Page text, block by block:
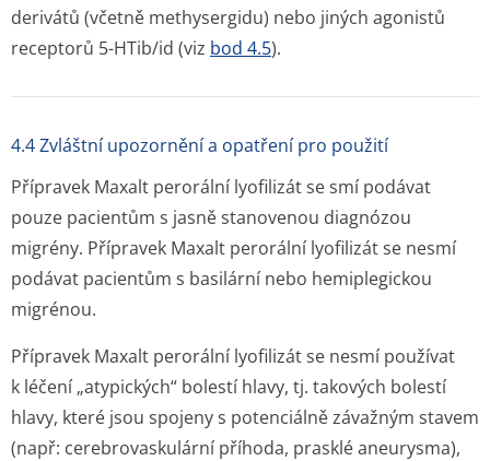
derivátů (včetně methysergidu) nebo jiných agonistů
receptorů 5-HTib/id (viz bod 4.5).
4.4 Zvláštní upozornění a opatření pro použití
Přípravek Maxalt perorální lyofilizát se smí podávat
pouze pacientům s jasně stanovenou diagnózou
migrény. Přípravek Maxalt perorální lyofilizát se nesmí
podávat pacientům s basilární nebo hemiplegickou
migrénou.
Přípravek Maxalt perorální lyofilizát se nesmí používat
k léčení „atypických“ bolestí hlavy, tj. takových bolestí
hlavy, které jsou spojeny s potenciálně závažným stavem
(např: cerebrovaskulární příhoda, prasklé aneurysma),